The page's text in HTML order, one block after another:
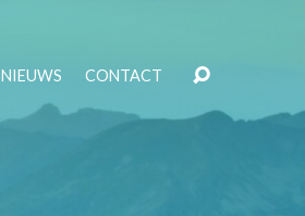
NIEUWS CONTACT